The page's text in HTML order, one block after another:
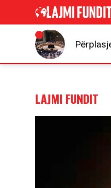
LAJMI FUNDIT